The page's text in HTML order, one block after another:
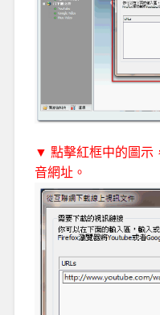
▼ 點擊紅框中的圖示
音網址。